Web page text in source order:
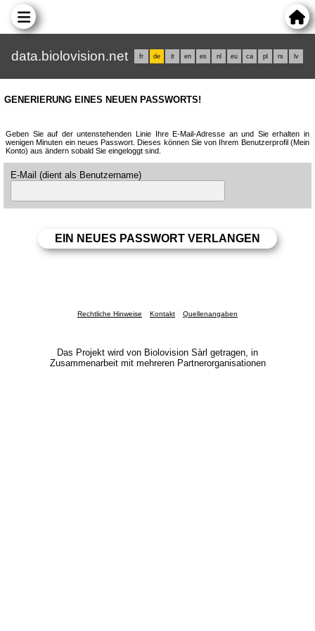
data.biolovision.net fr de it en es nl eu ca pl rs lv
GENERIERUNG EINES NEUEN PASSWORTS!
Geben Sie auf der untenstehenden Linie Ihre E-Mail-Adresse an und Sie erhalten in
wenigen Minuten ein neues Passwort. Dieses können Sie von Ihrem Benutzerprofil (Mein
Konto) aus ändern sobald Sie eingeloggt sind.
E-Mail (dient als Benutzername)
Rechtliche Hinweise Kontakt Quellenangaben
Das Projekt wird von Biolovision Sàrl getragen, in
Zusammenarbeit mit mehreren Partnerorganisationen